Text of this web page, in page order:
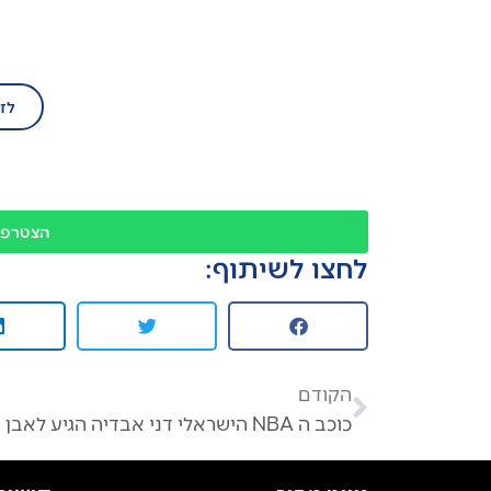
לחצו לשיתוף:
הקודם
כוכב ה NBA הישראלי דני אבדיה הגיע לאבן יהודה